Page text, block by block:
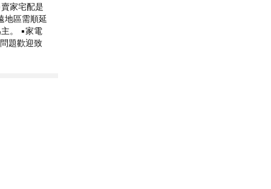
家宅配是
地區需順延
。 ▪家電
題歡迎致